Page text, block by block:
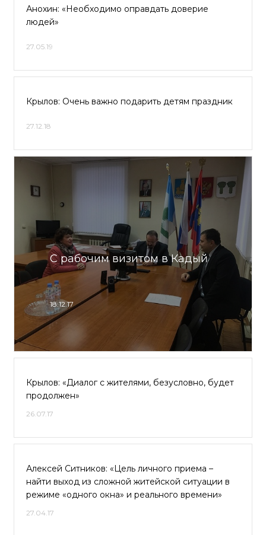
Анохин: «Необходимо оправдать доверие
людей»
27.05.19
Крылов: Очень важно подарить детям праздник
27.12.18
С рабочим визитом в Кадый
18.12.17
Крылов: «Диалог с жителями, безусловно, будет
продолжен»
26.07.17
Алексей Ситников: «Цель личного приема –
найти выход из сложной житейской ситуации в
режиме «одного окна» и реального времени»
27.04.17